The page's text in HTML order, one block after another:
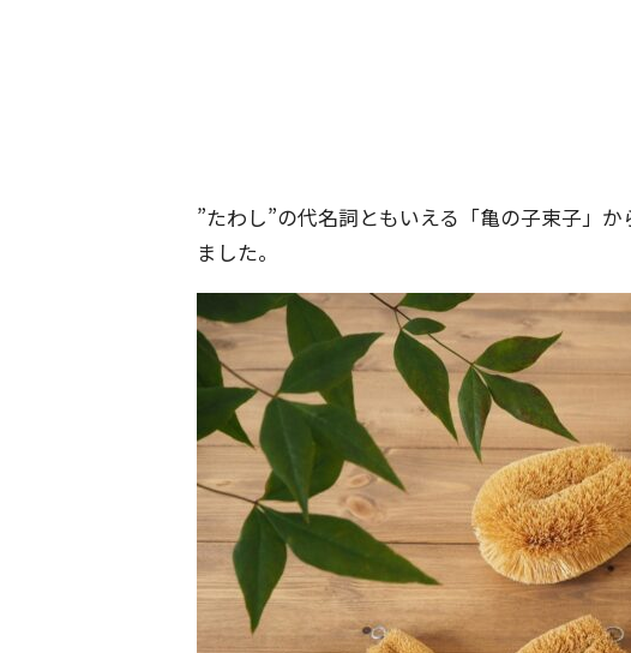
”たわし”の代名詞ともいえる「亀の子束子」
ました。